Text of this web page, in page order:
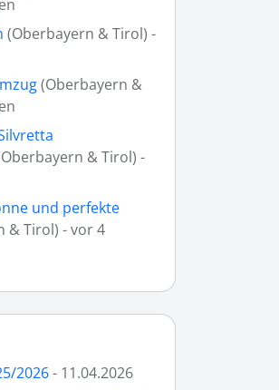
(Oberbayern & Tirol) -
(Oberbayern &
& Tirol) -
und perfekte
& Tirol) - vor 4
2026- 11.04.2026